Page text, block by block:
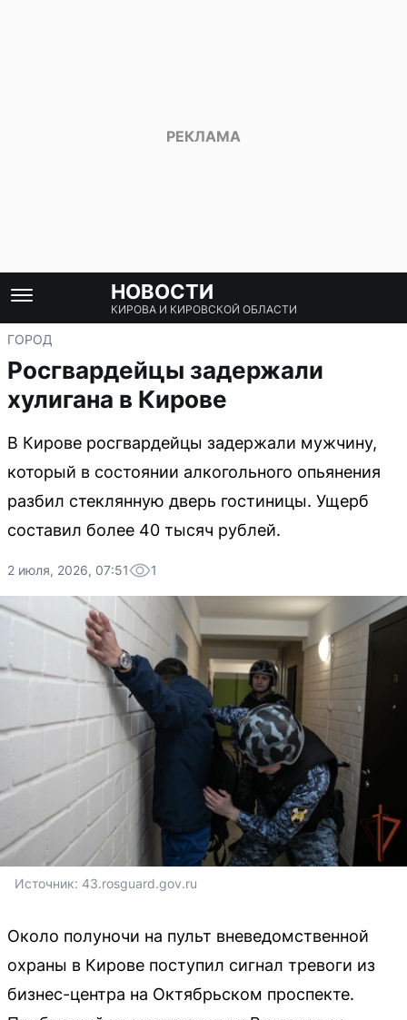
НОВОСТИ
КИРОВА И КИРОВСКОЙ ОБЛАСТИ
ГОРОД
Росгвардейцы задержали
хулигана в Кирове
В Кирове росгвардейцы задержали мужчину,
который в состоянии алкогольного опьянения
разбил стеклянную дверь гостиницы. Ущерб
составил более 40 тысяч рублей.
2 июля, 2026, 07:51 1
Источник: 43.rosguard.gov.ru
Около полуночи на пульт вневедомственной
охраны в Кирове поступил сигнал тревоги из
бизнес-центра на Октябрьском проспекте.